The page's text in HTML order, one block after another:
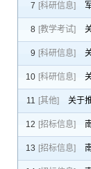
7 [科研信息]
8 [教学考试]
9 [科研信息]
10 [科研信息]
11 [其他] 关于
12 [招标信息]
13 [招标信息]